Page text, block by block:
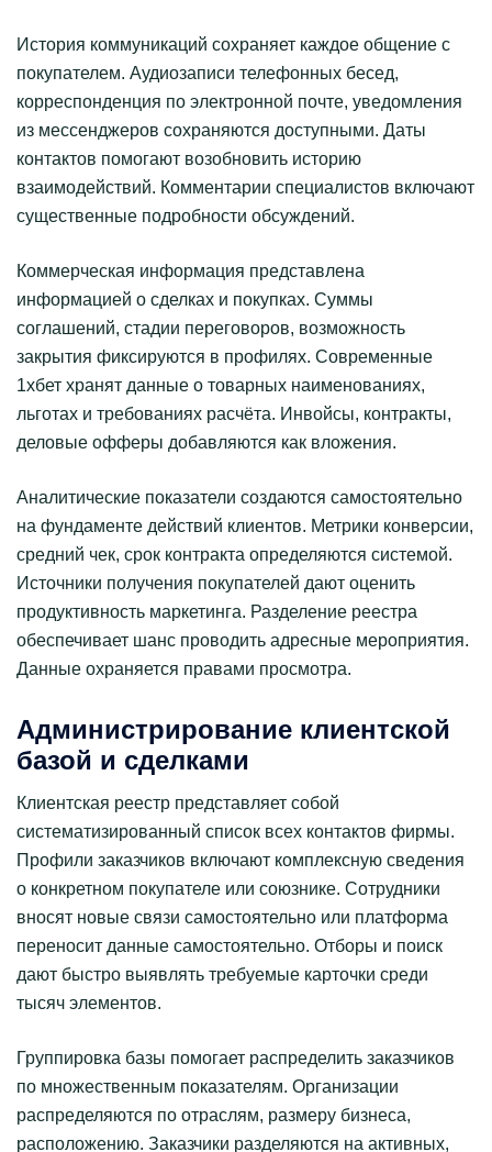
История коммуникаций сохраняет каждое общение с
покупателем. Аудиозаписи телефонных бесед,
корреспонденция по электронной почте, уведомления
из мессенджеров сохраняются доступными. Даты
контактов помогают возобновить историю
взаимодействий. Комментарии специалистов включают
существенные подробности обсуждений.
Коммерческая информация представлена
информацией о сделках и покупках. Суммы
соглашений, стадии переговоров, возможность
закрытия фиксируются в профилях. Современные
1хбет хранят данные о товарных наименованиях,
льготах и требованиях расчёта. Инвойсы, контракты,
деловые офферы добавляются как вложения.
Аналитические показатели создаются самостоятельно
на фундаменте действий клиентов. Метрики конверсии,
средний чек, срок контракта определяются системой.
Источники получения покупателей дают оценить
продуктивность маркетинга. Разделение реестра
обеспечивает шанс проводить адресные мероприятия.
Данные охраняется правами просмотра.
Администрирование клиентской
базой и сделками
Клиентская реестр представляет собой
систематизированный список всех контактов фирмы.
Профили заказчиков включают комплексную сведения
о конкретном покупателе или союзнике. Сотрудники
вносят новые связи самостоятельно или платформа
переносит данные самостоятельно. Отборы и поиск
дают быстро выявлять требуемые карточки среди
тысяч элементов.
Группировка базы помогает распределить заказчиков
по множественным показателям. Организации
распределяются по отраслям, размеру бизнеса,
расположению. Заказчики разделяются на активных,